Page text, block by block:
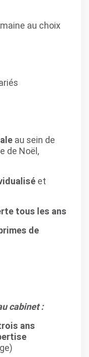
au choix
au sein de
de Noël,
et
tous les ans
de
cabinet :
ans